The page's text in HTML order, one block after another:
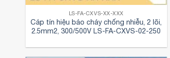
LS-FA-CXVS-XX-XXX
Cáp tín hiệu báo cháy chống nhiễu, 2 lõi,
2.5mm2, 300/500V LS-FA-CXVS-02-250